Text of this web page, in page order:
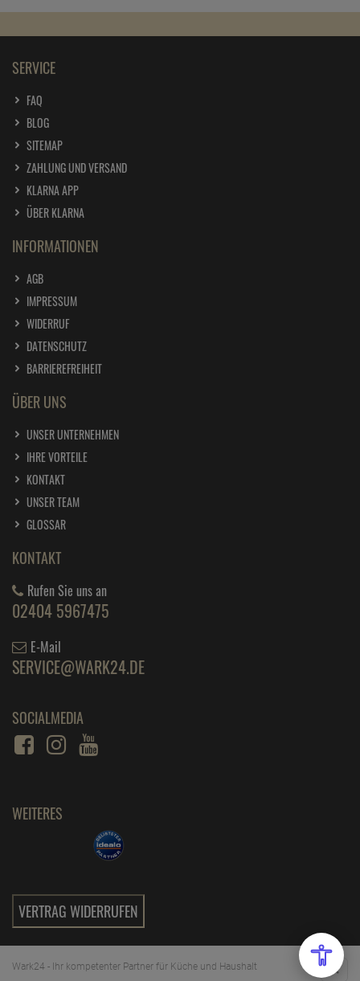
SERVICE
FAQ
BLOG
SITEMAP
ZAHLUNG UND VERSAND
KLARNA APP
ÜBER KLARNA
INFORMATIONEN
AGB
IMPRESSUM
WIDERRUF
DATENSCHUTZ
BARRIEREFREIHEIT
ÜBER UNS
UNSER UNTERNEHMEN
IHRE VORTEILE
KONTAKT
UNSER TEAM
GLOSSAR
KONTAKT
Rufen Sie uns an
02404 5967475
E-Mail
SERVICE@WARK24.DE
SOCIALMEDIA
WEITERES
VERTRAG WIDERRUFEN
Wark24 - Ihr kompetenter Partner für Küche und Haushalt